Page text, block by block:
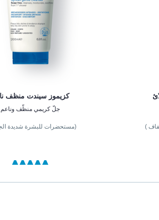
)
كزيموز سيندت منظف
جلّ كريمي منظّف وناعم
(مستحضرات للبشرة شديدة